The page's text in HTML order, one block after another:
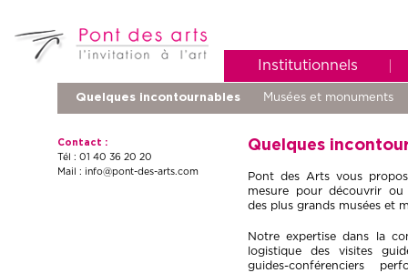
Institutionnels
Quelques incontournables Musées et monuments
Contact :
Tél : 01 40 36 20 20
Mail : info@pont-des-arts.com
Quelques
Pont des Arts vous
mesure pour découvrir ou
des plus grands musées et
Notre expertise dans la
logistique des visites
guides-conférenciers